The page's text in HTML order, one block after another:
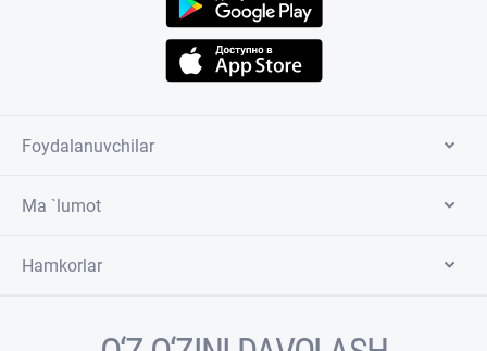
Foydalanuvchilar
Ma `lumot
Hamkorlar